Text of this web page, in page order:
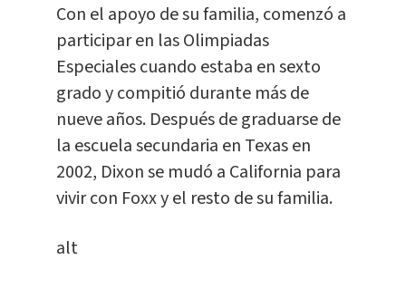
Con el apoyo de su familia, comenzó a
participar en las Olimpiadas
Especiales cuando estaba en sexto
grado y compitió durante más de
nueve años. Después de graduarse de
la escuela secundaria en Texas en
2002, Dixon se mudó a California para
vivir con Foxx y el resto de su familia.
alt